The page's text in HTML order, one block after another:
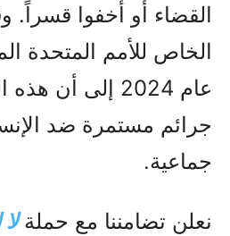
القضاء أو أُخفوا قسراً.
الخاص للأمم المتحدة
عام 2024 إلى
جرائم مستمرة ضد
جماعية.
نعلن تضامننا مع حملة